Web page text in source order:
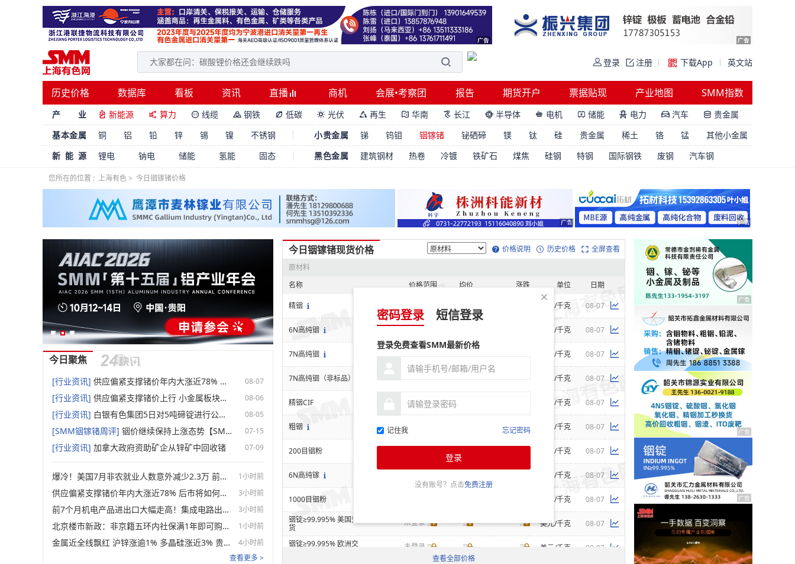
登录 注册 下载App 英文站
历史价格 数据库 看板 资讯 直播 商机 会展•考察团 报告 期货开户 票据贴现 产业地图 SMM指数
产 业  新能源  算力  线缆  钢铁  低碳  光伏  再生  华南  长江  半导体  电机  储能  电力  汽车  贵金属
基本金属
铜 铝 铅 锌 锡 镍 不锈钢 小贵金属 锑 钨钼 铟镓锗 铋硒碲 镁 钛 硅 贵金属 稀土 铬 锰
其他小金属
新能源
锂电 钠电 储能 氢能 固态 黑色金属 建筑钢材 热卷 冷镀 铁矿石 煤焦 硅钢 特钢 国际钢铁 废钢 汽车钢
您所在的位置 : 上海有色> 今日铟镓锗价格
今日聚焦
[行业资讯] 供应偏紧支撑锗价年内大涨近78% 后市将如何演绎？【SMM评论】 08-07
[行业资讯] 供应偏紧支撑锗价上行 小金属板块走强 云南锗业、中钨高新领涨【SMM快讯】 08-06
[行业资讯] 白银有色集团5日对5吨碲锭进行公开招标【SMM报道】 08-05
[SMM铟镓锗周评] 铟价继续保持上涨态势【SMM铟现货周评】 07-15
[行业资讯] 加拿大政府资助矿企从锌矿中回收锗 07-09
爆冷！美国7月非农就业人数意外减少2.3万 前两月就业下修10.3万人 1小时前
供应偏紧支撑锗价年内大涨近78% 后市将如何演绎？【SMM评论】 3小时前
前7个月机电产品进出口大幅走高！集成电路出口近乎翻倍！【SMM专题】 3小时前
北京楼市新政：非京籍五环内社保满1年即可购房 适度提高公积金最高贷款额度 1小时前
金属近全线飘红 沪锌涨逾1% 多晶硅涨近3% 贵金属、双焦涨幅居前【SMM日评】
4小时前
查看更多 >
密码登录 短信登录
登录免费查看SMM最新价格
记住我 忘记密码
登录
没有账号？点击免费注册
今日铟镓锗现货价格 价格说明 历史价格
全屏查看
原材料
名称
价格范围 均价 涨跌 单位 日期
精铟 元/千克 08-07
6N高纯铟 未登录 元/千克 08-07
7N高纯铟 元/千克 08-07
7N高纯铟（非标品） 元/千克 08-07
精铟CIF 未登录 美元/千克 08-07
粗铟 未登录 元/千克 08-07
200目铟粉 元/千克 08-07
6N高纯镓 元/千克 08-07
1000目铟粉 元/千克
08-07
铟锭≥99.995% 美国交
货
未登录 美元/千克
08-07
铟锭≥99.995% 欧洲交
未登录 美元/千克 08-07
查看全部价格